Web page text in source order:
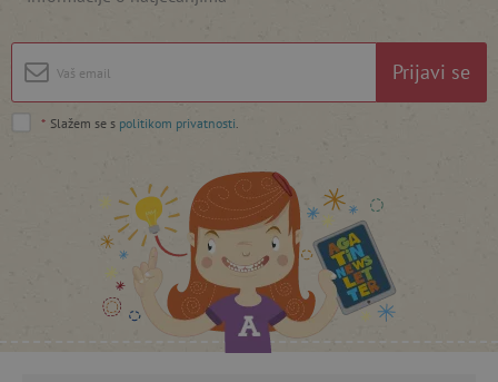
Prijavi se
* Slažem se s politikom privatnosti.
lastVisitedProduct www.agatinsvijet.hr
_lb_ccc
Googleovu politiku privatnosti